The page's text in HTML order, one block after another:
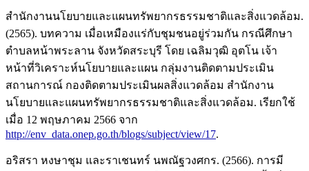
สำนักงานนโยบายและแผนทรัพยากรธรรมชาติและสิ่งแวดล้อม.
(2565). บทความ เมื่อเหมืองแร่กับชุมชนอยู่ร่วมกัน กรณีศึกษา
ตำบลหน้าพระลาน จังหวัดสระบุรี โดย เฉลิมวุฒิ อุตโน เจ้า
หน้าที่วิเคราะห์นโยบายและแผน กลุ่มงานติดตามประเมิน
สถานการณ์ กองติดตามประเมินผลสิ่งแวดล้อม สำนักงาน
นโยบายและแผนทรัพยากรธรรมชาติและสิ่งแวดล้อม. เรียกใช้
เมื่อ 12 พฤษภาคม 2566 จาก
http://env_data.onep.go.th/blogs/subject/view/17.
อริสรา หงษาชุม และราเชนทร์ นพณัฐวงศกร. (2566). การมี